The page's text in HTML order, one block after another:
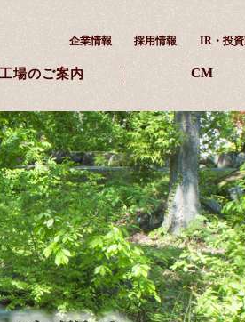
工場のご案内 CM
企業情報 採用情報 IR・投